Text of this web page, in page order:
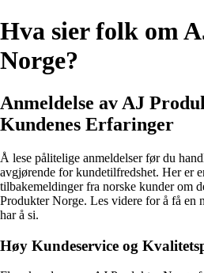
Hva sier folk om
Norge?
Anmeldelse av AJ
Kundenes Erfaringer
Å lese pålitelige anmeldelser før du
avgjørende for kundetilfredshet. Her er
tilbakemeldinger fra norske kunder om
Produkter Norge. Les videre for å få en
har å si.
Høy Kundeservice og